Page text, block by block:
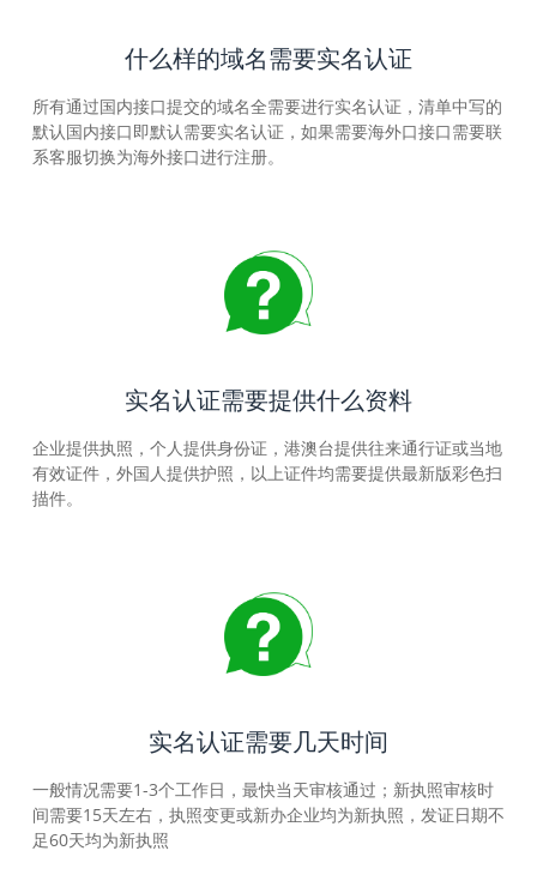
什么样的域名需要实名认证
所有通过国内接口提交的域名全需要进行实名认证，清单中写的
默认国内接口即默认需要实名认证，如果需要海外口接口需要联
系客服切换为海外接口进行注册。
实名认证需要提供什么资料
企业提供执照，个人提供身份证，港澳台提供往来通行证或当地
有效证件，外国人提供护照，以上证件均需要提供最新版彩色扫
描件。
实名认证需要几天时间
一般情况需要1-3个工作日，最快当天审核通过；新执照审核时
间需要15天左右，执照变更或新办企业均为新执照，发证日期不
足60天均为新执照